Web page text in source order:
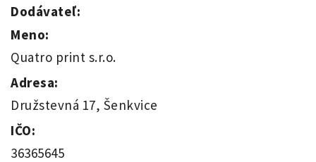
Dodávateľ:
Meno:
Quatro print s.r.o.
Adresa:
Družstevná 17, Šenkvice
IČO:
36365645